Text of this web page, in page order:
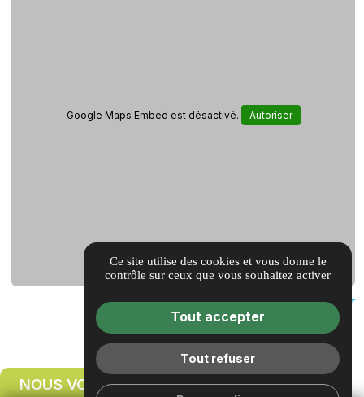
NOUS VOUS RAPPELONS
Google Maps Embed est désactivé. Autoriser
Ce site utilise des cookies et vous donne le
contrôle sur ceux que vous souhaitez activer
Tout accepter
Tout refuser